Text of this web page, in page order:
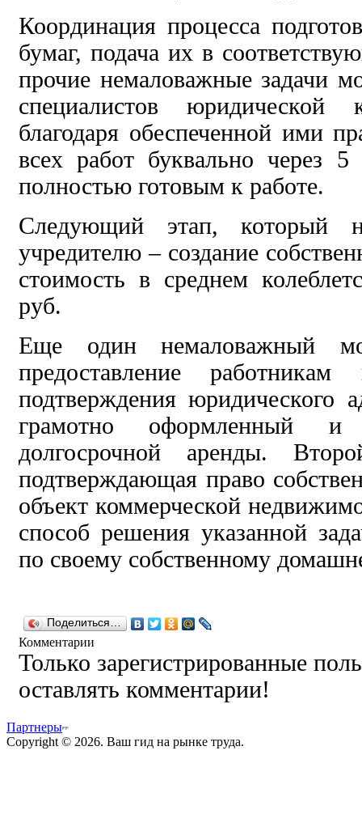
Координация процесса
бумаг, подача их в
прочие немаловажные задачи
специалистов
благодаря обеспеченной ими
всех работ буквально через
полностью готовым к работе.
Следующий этап, который
учредителю – создание
стоимость в среднем
руб.
Еще один немаловажный
предоставление работникам
подтверждения юридического
грамотно оформленный и
долгосрочной аренды.
подтверждающая право
объект коммерческой
способ решения указанной
по своему собственному
Поделиться…
Комментарии
Только зарегистрированные
оставлять комментарии!
Партнеры
Copyright © 2026. Ваш гид на рынке труда.